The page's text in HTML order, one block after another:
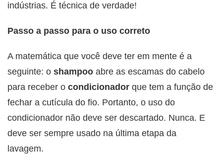
indústrias. É técnica de verdade!
Passo a passo para o uso correto
A matemática que você deve ter em mente é a
seguinte: o shampoo abre as escamas do cabelo
para receber o condicionador que tem a função de
fechar a cutícula do fio. Portanto, o uso do
condicionador não deve ser descartado. Nunca. E
deve ser sempre usado na última etapa da
lavagem.